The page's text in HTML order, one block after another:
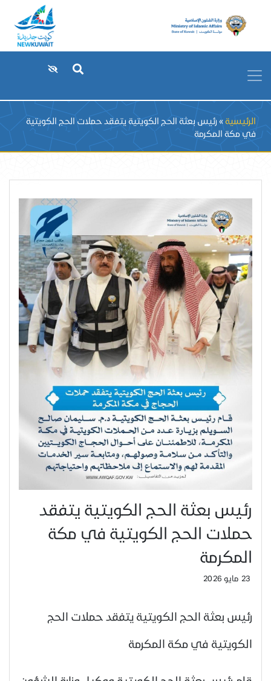
Breadcrumb
الرئيسية
رئيس بعثة الحج الكويتية يتفقد حملات الحج الكويتية
في مكة المكرمة
رئيس بعثة الحج الكويتية يتفقد
حملات الحج الكويتية في مكة
المكرمة
23 مايو 2026
رئيس بعثة الحج الكويتية يتفقد حملات الحج
الكويتية في مكة المكرمة